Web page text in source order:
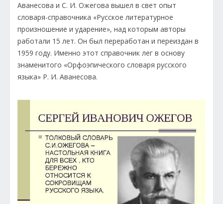
Аванесова и С. И. Ожегова вышел в свет опыт
словаря-справочника «Русское литературное
произношение и ударение», над которым авторы
работали 15 лет. Он был переработан и переиздан в
1959 году. Именно этот справочник лег в основу
знаменитого «Орфоэпического словаря русского
языка» Р. И. Аванесова.